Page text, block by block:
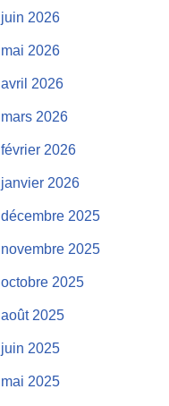
juin 2026
mai 2026
avril 2026
mars 2026
février 2026
janvier 2026
décembre 2025
novembre 2025
octobre 2025
août 2025
juin 2025
mai 2025